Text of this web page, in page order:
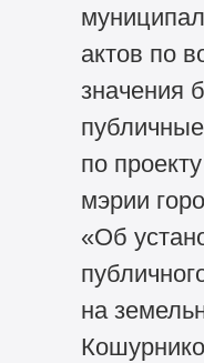
актов по
значения
по
мэрии
«Об
на